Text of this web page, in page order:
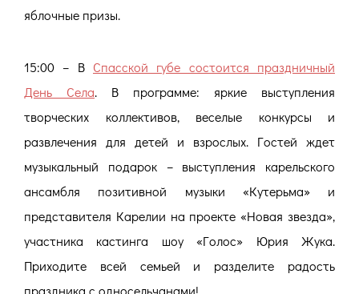
яблочные призы.
15:00 – В Спасской губе состоится праздничный
День Села. В программе: яркие выступления
творческих коллективов, веселые конкурсы и
развлечения для детей и взрослых. Гостей ждет
музыкальный подарок – выступления карельского
ансамбля позитивной музыки «Кутерьма» и
представителя Карелии на проекте «Новая звезда»,
участника кастинга шоу «Голос» Юрия Жука.
Приходите всей семьей и разделите радость
праздника с односельчанами!